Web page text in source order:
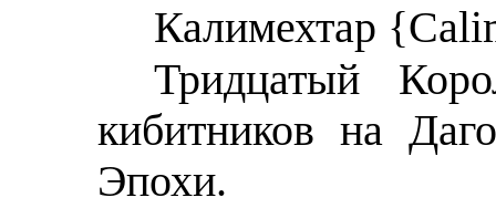
Калимехтар
Тридцатый
кибитников на
Эпохи.